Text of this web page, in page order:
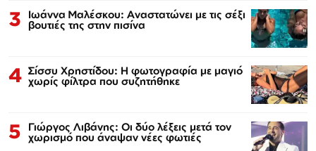
3 Ιωάννα Μαλέσκου: Αναστατώνει με τις σέξι
βουτιές της στην πισίνα
4 Σίσσυ Χρηστίδου: Η φωτογραφία με μαγιό
χωρίς φίλτρα που συζητήθηκε
5 Γιώργος Λιβάνης: Οι δύο λέξεις μετά τον
χωρισμό που άναψαν νέες φωτιές